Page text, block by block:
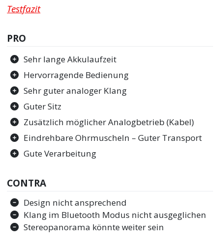
Testfazit
PRO
Sehr lange Akkulaufzeit
Hervorragende Bedienung
Sehr guter analoger Klang
Guter Sitz
Zusätzlich möglicher Analogbetrieb (Kabel)
Eindrehbare Ohrmuscheln – Guter Transport
Gute Verarbeitung
CONTRA
Design nicht ansprechend
Klang im Bluetooth Modus nicht ausgeglichen
Stereopanorama könnte weiter sein